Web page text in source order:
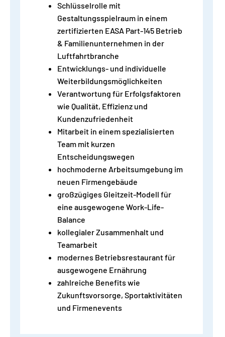
Schlüsselrolle mit
Gestaltungsspielraum in einem
zertifizierten EASA Part-145 Betrieb
& Familienunternehmen in der
Luftfahrtbranche
Entwicklungs- und individuelle
Weiterbildungsmöglichkeiten
Verantwortung für Erfolgsfaktoren
wie Qualität, Effizienz und
Kundenzufriedenheit
Mitarbeit in einem spezialisierten
Team mit kurzen
Entscheidungswegen
hochmoderne Arbeitsumgebung im
neuen Firmengebäude
großzügiges Gleitzeit-Modell für
eine ausgewogene Work-Life-
Balance
kollegialer Zusammenhalt und
Teamarbeit
modernes Betriebsrestaurant für
ausgewogene Ernährung
zahlreiche Benefits wie
Zukunftsvorsorge, Sportaktivitäten
und Firmenevents